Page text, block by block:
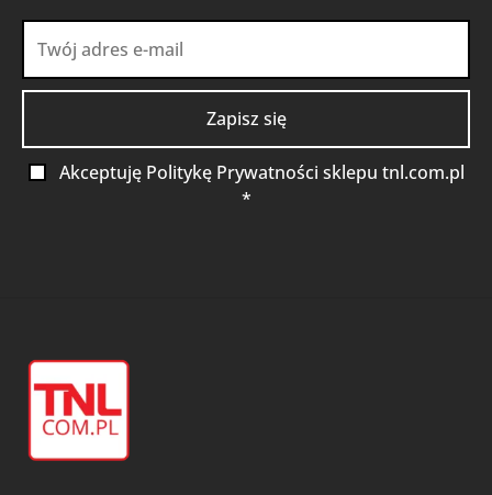
Akceptuję Politykę Prywatności sklepu tnl.com.pl
*